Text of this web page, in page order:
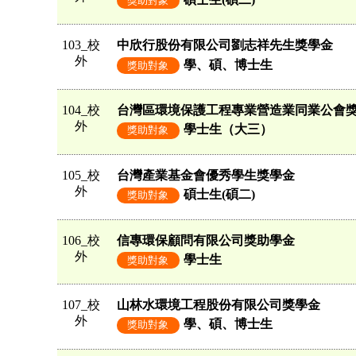
103_校
外
中欣行股份有限公司劉志祥先生獎學金
獎助對象 學、碩、博士生
104_校
外
台灣區環境保護工程專業營造業同業公會
獎助對象 學士生（大三）
105_校
外
台灣產業基金會優秀學生獎學金
獎助對象 碩士生(碩二)
106_校
外
信專環保顧問有限公司獎助學金
獎助對象 學士生
107_校
外
山林水環境工程股份有限公司獎學金
獎助對象 學、碩、博士生